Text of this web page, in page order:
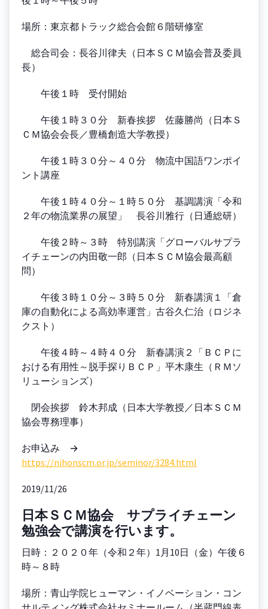
場所：東京都トラック総合会館６階研修室
総合司会：長谷川律夫（日本ＳＣＭ協会普及委員
長）
午後１時 受付開始
午後１時３０分 新春挨拶 佐藤勝尚（日本Ｓ
ＣＭ協会会長／豊橋創造大学教授）
午後１時３０分～４０分 物流中国語ワンポイ
ント講座
午後１時４０分～１時５０分 基調講演「令和
２年の物流業界の展望」 長谷川雅行（日通総研）
午後２時～３時 特別講演「グローバルサプラ
イチェーンの内田敬一郎（日本ＳＣＭ協会最高顧
問）
午後３時１０分～３時５０分 新春講演１「倉
庫の自動化による高効率運営」古谷久仁治（ロジネ
クスト）
午後４時～４時４０分 新春講演２「ＢＣＰに
おける有用性～脱手探りＢＣＰ」平木康生（ＲＭソ
リューションズ）
閉会挨拶 鈴木邦成（日本大学教授／日本ＳＣＭ
協会専務理事）
お申込み →
https://nihonscm.or.jp/seminor/3284.html
2019/11/26
日本ＳＣＭ協会 サプライチェーン
勉強会で講演を行います。
日時：２０２０年（令和２年）1月10日（金）午後６
時～８時
場所：青山学院ヒューマン・イノベーション・コン